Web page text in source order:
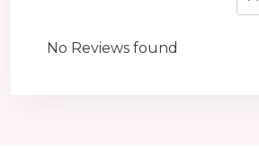
No Reviews found